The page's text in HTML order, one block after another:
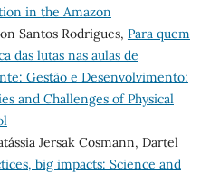
in the Amazon
Santos Rodrigues, Para quem
das lutas nas aulas de
Gestão e Desenvolvimento:
and Challenges of Physical
Jersak Cosmann, Dartel
big impacts: Science and